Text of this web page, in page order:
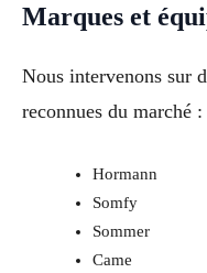
Marques et
Nous intervenons sur
reconnues du marché :
Hormann
Somfy
Sommer
Came